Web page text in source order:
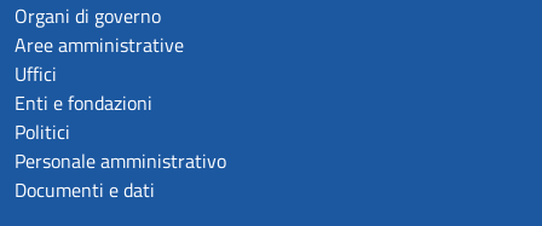
Organi di governo
Aree amministrative
Uffici
Enti e fondazioni
Politici
Personale amministrativo
Documenti e dati